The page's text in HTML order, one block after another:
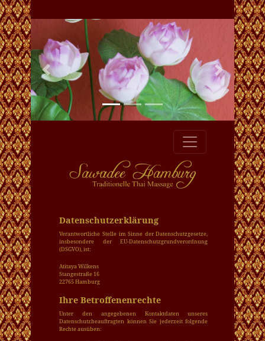
Previous Next
Datenschutzerklärung
Verantwortliche Stelle im Sinne der Datenschutz­gesetze,
insbesondere der EU-Datenschutz­grundverordnung
(DSGVO), ist:
Atitaya Wilkens
Stangestraße 16
22765 Hamburg
Ihre Betroffenenrechte
Unter den angegebenen Kontaktdaten unseres
Datenschutzbeauftragten können Sie jederzeit folgende
Rechte ausüben: